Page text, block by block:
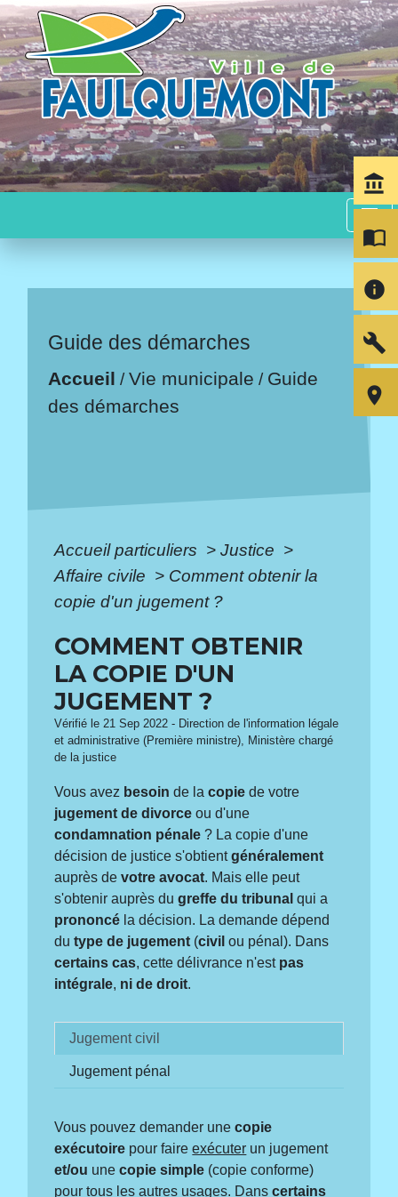
menu
Guide des démarches
Accueil /Vie municipale / Guide
des démarches
Accueil particuliers > Justice >
Affaire civile > Comment obtenir la
copie d'un jugement ?
COMMENT OBTENIR
LA COPIE D'UN
JUGEMENT ?
Vérifié le 21 Sep 2022 - Direction de l'information légale
et administrative (Première ministre), Ministère chargé
de la justice
Vous avez besoin de lacopie de votre
jugement de divorce ou d'une
condamnation pénale ? La copie d'une
décision de justice s'obtientgénéralement
auprès devotre avocat. Mais elle peut
s'obtenir auprès dugreffe du tribunalqui a
prononcé la décision. La demande dépend
dutype de jugement (civil ou pénal). Dans
certains cas, cette délivrance n'est pas
intégrale, ni de droit.
Jugement civil
Jugement pénal
Vous pouvez demander unecopie
exécutoire pour faireexécuter un jugement
et/ou unecopie simple (copie conforme)
pour tous les autres usages. Danscertains
account_balance
import_contacts
info
build
room